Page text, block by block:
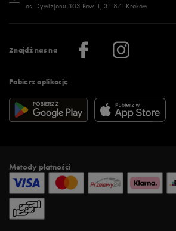
Znajdź nas na
Pobierz aplikację
Regulamin sklepu 50 style
Regulamin aplikacji 50 style
Więcej regulaminów >
Więcej >
Klub 50 style
Praca
Informacje o firmie
os. Dywizjonu 303 Paw. 1, 31-871 Kraków
Metody płatności